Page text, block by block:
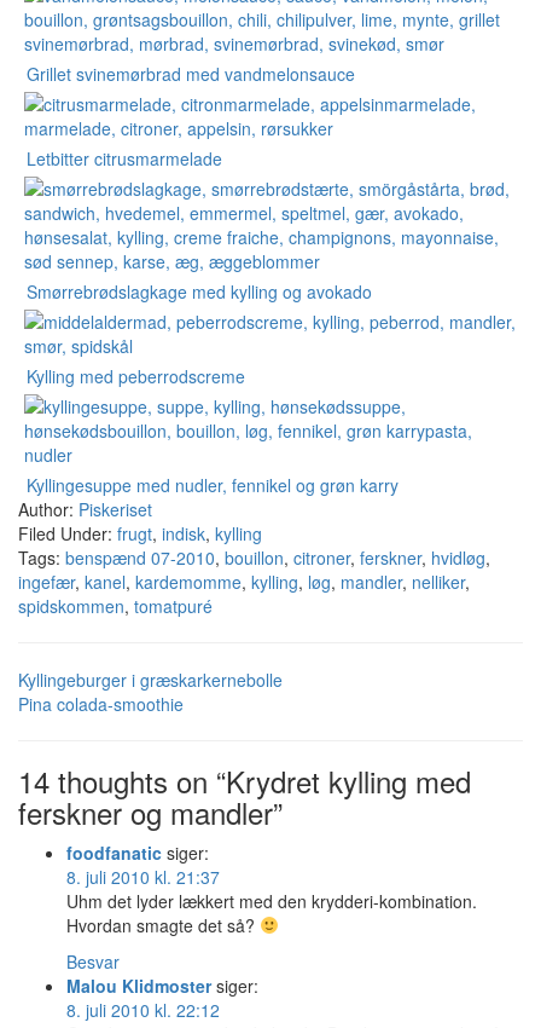
Grillet svinemørbrad med vandmelonsauce
Letbitter citrusmarmelade
Smørrebrødslagkage med kylling og avokado
Kylling med peberrodscreme
Kyllingesuppe med nudler, fennikel og grøn karry
Author: Piskeriset
Filed Under: frugt, indisk, kylling
Tags: benspænd 07-2010, bouillon, citroner, ferskner, hvidløg,
ingefær, kanel, kardemomme, kylling, løg, mandler, nelliker,
spidskommen, tomatpuré
Kyllingeburger i græskarkernebolle
Pina colada-smoothie
14 thoughts on “Krydret kylling med
ferskner og mandler”
foodfanatic siger:
8. juli 2010 kl. 21:37
Uhm det lyder lækkert med den krydderi-kombination.
Hvordan smagte det så?
Besvar
Malou Klidmoster siger:
8. juli 2010 kl. 22:12